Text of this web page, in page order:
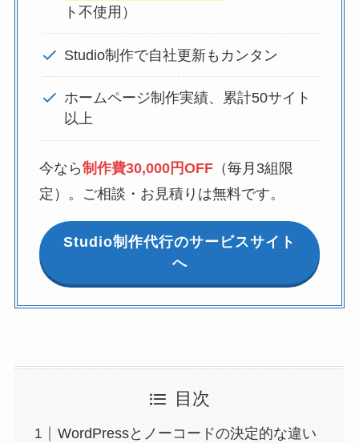
ト不使用）
Studio制作で自社更新もカンタン
ホームページ制作実績、累計50サイト
以上
今なら制作費30,000円OFF（毎月3組限
定）。ご相談・お見積りは無料です。
Studio制作代行のサービスサイト
へ
目次
WordPressとノーコードの決定的な違い